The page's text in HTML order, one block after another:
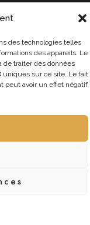
des technologies telles
des appareils. Le
de traiter des données
uniques sur ce site. Le fait
peut avoir un effet négatif